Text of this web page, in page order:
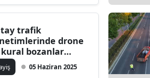
trafik
drone
bozanlar
05 Haziran 2025